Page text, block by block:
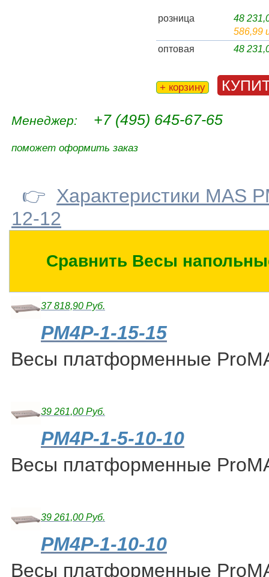
розница
48
586,99
оптовая
48
+ корзину
Менеджер: +7 (495) 645-67-65
поможет оформить заказ
👉 Характеристики MAS
12-12
Сравнить Весы
37 818,90 Руб.
PM4P-1-15-15
Весы платформенные
39 261,00 Руб.
PM4P-1-5-10-10
Весы платформенные
39 261,00 Руб.
PM4P-1-10-10
Весы платформенные